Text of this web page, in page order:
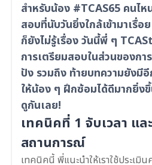
สำหรับน้อง #TCAS65 คนไห
สอบที่นับวันยิ่งใกล้เข้ามาเรื่
ก็ยังไม่รู้เรื่อง วันนี้พี่ ๆ
การเตรียมสอบในส่วนของกา
ปัง รวมถึง ท้ายบทความยังมี
ให้น้อง ๆ ฝึกซ้อมได้ดีมากยิ่ง
ดูกันเลย!
เทคนิคที่ 1 จับเวลา แล
สถานการณ์
เทคนิคนี้ พี่แนะนำให้เราใช้ประเมิน